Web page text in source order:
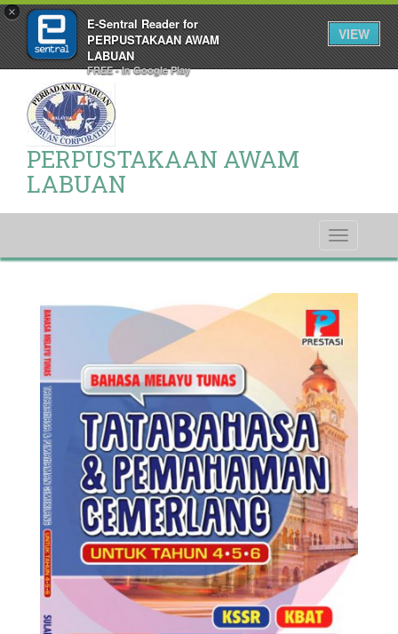
×
E-Sentral Reader for
PERPUSTAKAAN AWAM
LABUAN
FREE - In Google Play
VIEW
PERPUSTAKAAN AWAM
LABUAN
Toggle